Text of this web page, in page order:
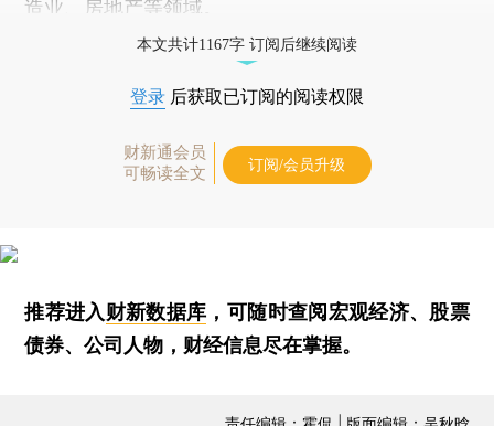
造业、房地产等领域。
本文共计1167字 订阅后继续阅读
登录 后获取已订阅的阅读权限
财新通会员
可畅读全文
订阅/会员升级
推荐进入财新数据库 ，可随时查阅宏观经济、股票
债券、公司人物，财经信息尽在掌握。